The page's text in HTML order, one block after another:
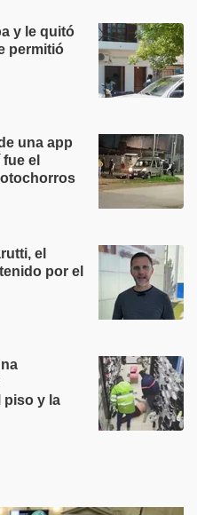
y le quitó
permitió
una app
el
el
por el
piso y la